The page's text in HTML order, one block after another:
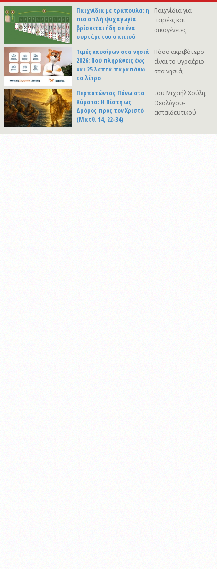
Παιχνίδια με τράπουλα: η
πιο απλή ψυχαγωγία
βρίσκεται ήδη σε ένα
συρτάρι του σπιτιού
Παιχνίδια για
παρέες και
οικογένειες
Τιμές καυσίμων στα νησιά
2026: Πού πληρώνεις έως
και 25 λεπτά παραπάνω
το λίτρο
Πόσο ακριβότερο
είναι το υγραέριο
στα νησιά;
Περπατώντας Πάνω στα
Κύματα: Η Πίστη ως
Δρόμος προς τον Χριστό
(Ματθ. 14, 22-34)
του Μιχαήλ Χούλη,
Θεολόγου-
εκπαιδευτικού